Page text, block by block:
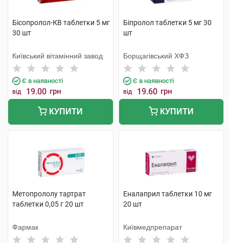
Бісопролол-КВ таблетки 5 мг
30 шт
Київський вітамінний завод
Є в наявності
від 19.00 грн
КУПИТИ
Біпролол таблетки 5 мг 30
шт
Борщагівський ХФЗ
Є в наявності
від 19.60 грн
КУПИТИ
Метопрололу тартрат
таблетки 0,05 г 20 шт
Фармак
Еналаприл таблетки 10 мг
20 шт
Київмедпрепарат